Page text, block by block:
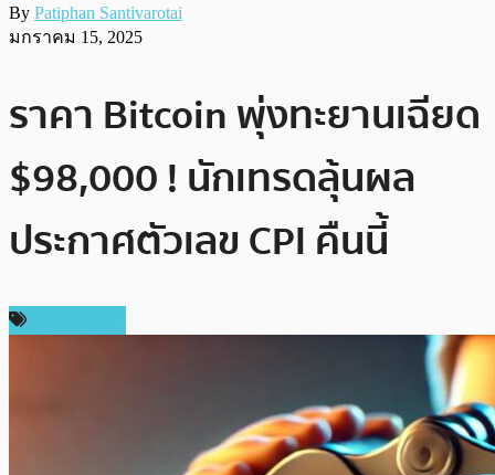
By Patiphan Santivarotai
มกราคม 15, 2025
ราคา Bitcoin พุ่งทะยานเฉียด
$98,000 ! นักเทรดลุ้นผล
ประกาศตัวเลข CPI คืนนี้